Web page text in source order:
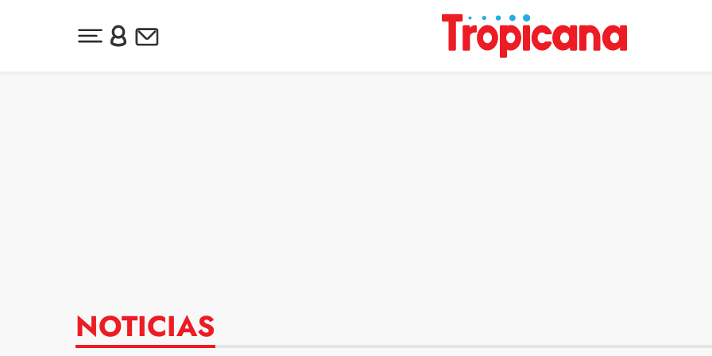
Desplegar menú principal
Inicia sesión o regístrate
Newsletter
NOTICIAS